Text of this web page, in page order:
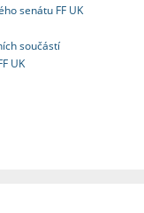
senátu FF UK
součástí
UK